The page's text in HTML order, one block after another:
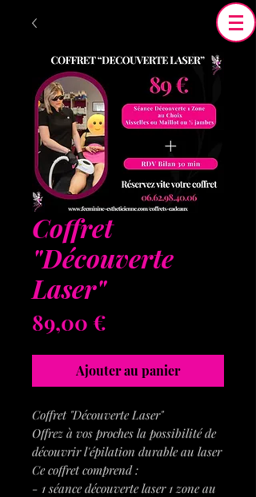
Coffret
"Découverte
Laser"
89,00 €
Ajouter au panier
Coffret "Découverte Laser"
Offrez à vos proches la possibilité de
découvrir l'épilation durable au laser
Ce coffret comprend :
- 1 séance découverte laser 1 zone au